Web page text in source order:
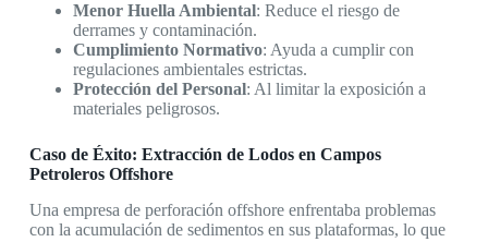
Menor Huella Ambiental: Reduce el riesgo de
derrames y contaminación.
Cumplimiento Normativo: Ayuda a cumplir con
regulaciones ambientales estrictas.
Protección del Personal: Al limitar la exposición a
materiales peligrosos.
Caso de Éxito: Extracción de Lodos en Campos
Petroleros Offshore
Una empresa de perforación offshore enfrentaba problemas
con la acumulación de sedimentos en sus plataformas, lo que